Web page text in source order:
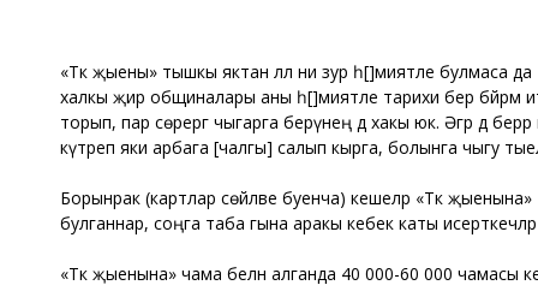
«Тәкә җыены» тышкы яктан әллә ни зур әһ[ә]миятле
халкы җир общиналары аны әһ[ә]миятле тарихи бер бәйрәм
торып, пар сөрергә чыгарга берәүнең дә хакы юк. Әгәр дә
күтәреп яки арбага [чалгы] салып кырга, болынга чыгу
Борынрак (картлар сөйләве буенча) кешеләр «Тәкә
булганнар, соңга таба гына аракы кебек каты
«Тәкә җыенына» чама белән алганда 40 000-60 000 чамасы